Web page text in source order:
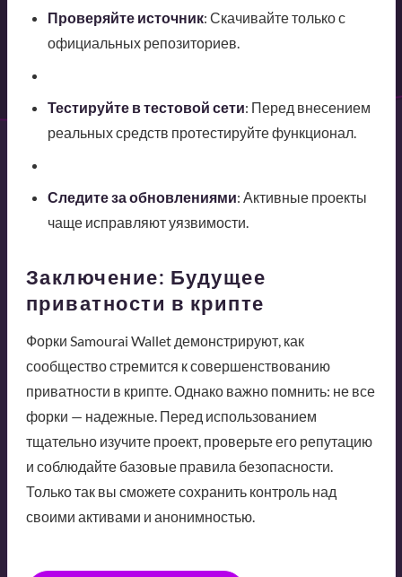
Проверяйте источник: Скачивайте только с
официальных репозиториев.
Тестируйте в тестовой сети: Перед внесением
реальных средств протестируйте функционал.
Следите за обновлениями: Активные проекты
чаще исправляют уязвимости.
Заключение: Будущее
приватности в крипте
Форки Samourai Wallet демонстрируют, как
сообщество стремится к совершенствованию
приватности в крипте. Однако важно помнить: не все
форки — надежные. Перед использованием
тщательно изучите проект, проверьте его репутацию
и соблюдайте базовые правила безопасности.
Только так вы сможете сохранить контроль над
своими активами и анонимностью.